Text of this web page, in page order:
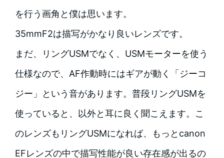
を行う画角と僕は思います。
35mmF2は描写がかなり良いレンズです。
まだ、リングUSMでなく、USMモーターを使う
仕様なので、AF作動時にはギアが動く「ジーコ
ジー」という音があります。普段リングUSMを
使っていると、以外と耳に良く聞こえます。こ
のレンズもリングUSMになれば、もっとcanon
EFレンズの中で描写性能が良い存在感が出るの